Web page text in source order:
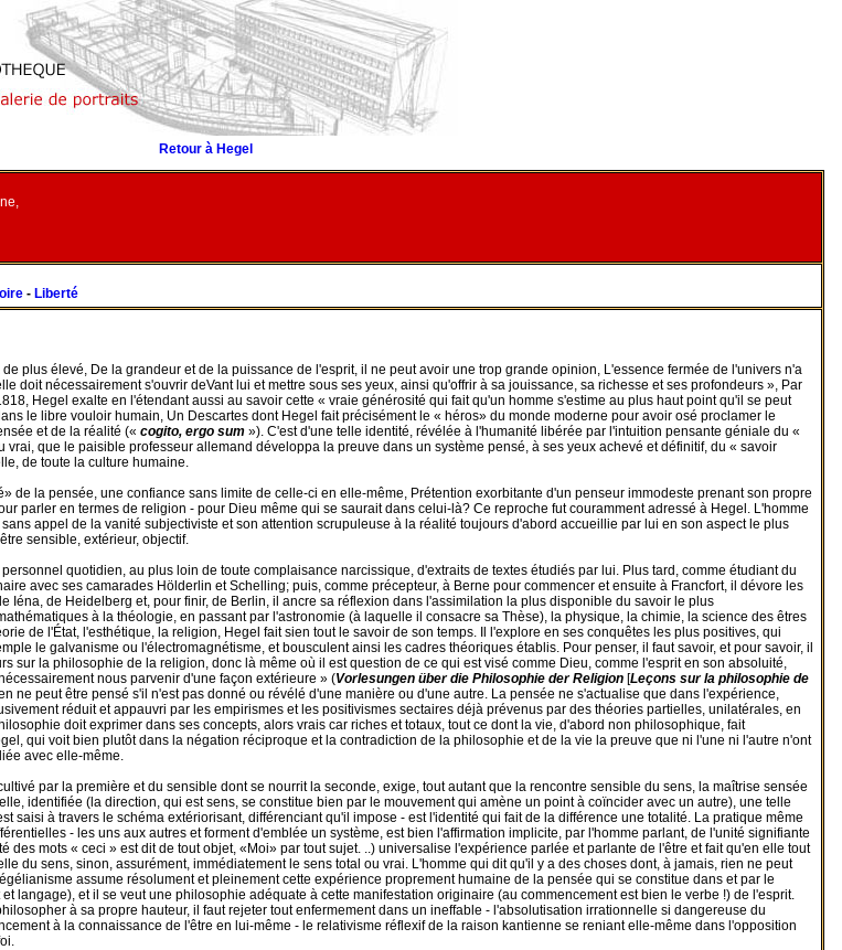
Retour à Hegel
- Liberté
plus élevé, De la grandeur et de la puissance de l'esprit, il ne peut avoir une trop grande opinion, L'essence fermée de l'univers n'a
doit nécessairement s'ouvrir deVant lui et mettre sous ses yeux, ainsi qu'offrir à sa jouissance, sa richesse et ses profondeurs », Par
Hegel exalte en l'étendant aussi au savoir cette « vraie générosité qui fait qu'un homme s'estime au plus haut point qu'il se peut
le libre vouloir humain, Un Descartes dont Hegel fait précisément le « héros» du monde moderne pour avoir osé proclamer le
et de la réalité (« cogito, ergo sum»). C'est d'une telle identité, révélée à l'humanité libérée par l'intuition pensante géniale du «
que le paisible professeur allemand développa la preuve dans un système pensé, à ses yeux achevé et définitif, du « savoir
de toute la culture humaine.
de la pensée, une confiance sans limite de celle-ci en elle-même, Prétention exorbitante d'un penseur immodeste prenant son propre
parler en termes de religion - pour Dieu même qui se saurait dans celui-là? Ce reproche fut couramment adressé à Hegel. L'homme
appel de la vanité subjectiviste et son attention scrupuleuse à la réalité toujours d'abord accueillie par lui en son aspect le plus
sensible, extérieur, objectif.
quotidien, au plus loin de toute complaisance narcissique, d'extraits de textes étudiés par lui. Plus tard, comme étudiant du
avec ses camarades Hölderlin et Schelling; puis, comme précepteur, à Berne pour commencer et ensuite à Francfort, il dévore les
Iéna, de Heidelberg et, pour finir, de Berlin, il ancre sa réflexion dans l'assimilation la plus disponible du savoir le plus
à la théologie, en passant par l'astronomie (à laquelle il consacre sa Thèse), la physique, la chimie, la science des êtres
de l'État, l'esthétique, la religion, Hegel fait sien tout le savoir de son temps. Il l'explore en ses conquêtes les plus positives, qui
le galvanisme ou l'électromagnétisme, et bousculent ainsi les cadres théoriques établis. Pour penser, il faut savoir, et pour savoir, il
sur la philosophie de la religion, donc là même où il est question de ce qui est visé comme Dieu, comme l'esprit en son absoluité,
nous parvenir d'une façon extérieure » (Vorlesungen über die Philosophie der Religion[Leçons sur la philosophie de
ne peut être pensé s'il n'est pas donné ou révélé d'une manière ou d'une autre. La pensée ne s'actualise que dans l'expérience,
réduit et appauvri par les empirismes et les positivismes sectaires déjà prévenus par des théories partielles, unilatérales, en
doit exprimer dans ses concepts, alors vrais car riches et totaux, tout ce dont la vie, d'abord non philosophique, fait
qui voit bien plutôt dans la négation réciproque et la contradiction de la philosophie et de la vie la preuve que ni l'une ni l'autre n'ont
avec elle-même.
par la première et du sensible dont se nourrit la seconde, exige, tout autant que la rencontre sensible du sens, la maîtrise sensée
identifiée (la direction, qui est sens, se constitue bien par le mouvement qui amène un point à coïncider avec un autre), une telle
saisi à travers le schéma extériorisant, différenciant qu'il impose - est l'identité qui fait de la différence une totalité. La pratique même
- les uns aux autres et forment d'emblée un système, est bien l'affirmation implicite, par l'homme parlant, de l'unité signifiante
mots « ceci » est dit de tout objet, «Moi» par tout sujet. ..) universalise l'expérience parlée et parlante de l'être et fait qu'en elle tout
du sens, sinon, assurément, immédiatement le sens total ou vrai. L'homme qui dit qu'il y a des choses dont, à jamais, rien ne peut
assume résolument et pleinement cette expérience proprement humaine de la pensée qui se constitue dans et par le
langage), et il se veut une philosophie adéquate à cette manifestation originaire (au commencement est bien le verbe !) de l'esprit.
à sa propre hauteur, il faut rejeter tout enfermement dans un ineffable - l'absolutisation irrationnelle si dangereuse du
à la connaissance de l'être en lui-même - le relativisme réflexif de la raison kantienne se reniant elle-même dans l'opposition